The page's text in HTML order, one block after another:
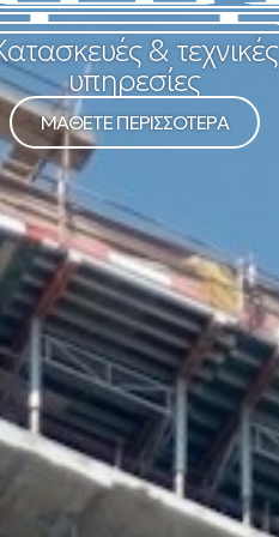
& τεχνικές
υπηρεσίες
ΜΑΘΕΤΕ ΠΕΡΙΣΣΟΤΕΡΑ